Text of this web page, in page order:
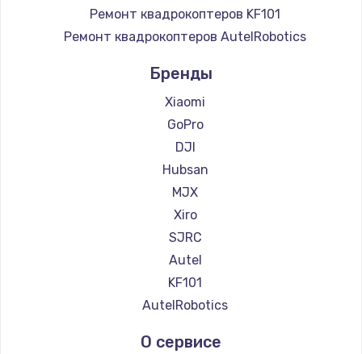
Замена регулятора режимов конфорки
Заказать
Замена сенсорного датчика
Заказать
Ремонт квадрокоптеров KF101
Ремонт квадрокоптеров AutelRobotics
Бренды
Xiaomi
GoPro
DJI
Hubsan
MJX
Xiro
SJRC
Autel
KF101
AutelRobotics
О сервисе